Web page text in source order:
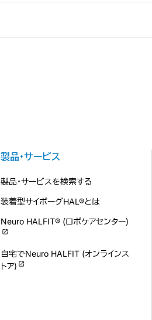
製品・サービス
製品・サービスを検索する
装着型サイボーグHAL®とは
Neuro HALFIT® (ロボケアセンター)
自宅でNeuro HALFIT (オンラインス
トア)